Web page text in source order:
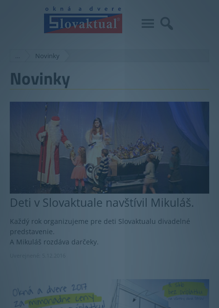
… Novinky
Novinky
Deti v Slovaktuale navštívil Mikuláš.
Každý rok organizujeme pre deti Slovaktualu divadelné
predstavenie.
A Mikuláš rozdáva darčeky.